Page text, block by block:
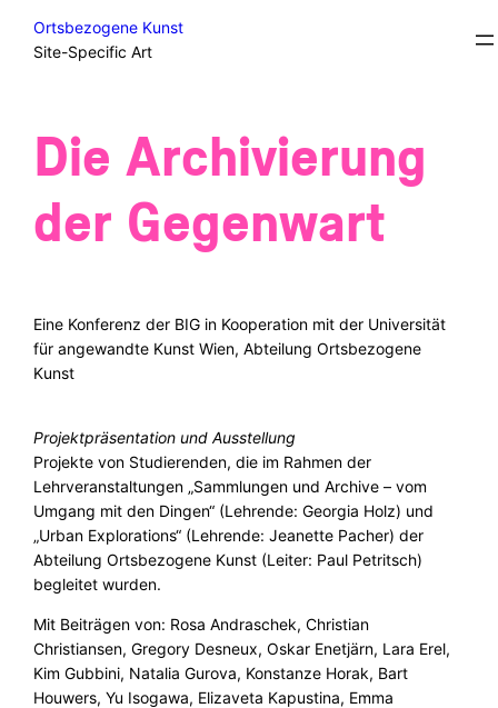
SkipStudent Projects/Diplomas
Die Archivierung
der Gegenwart
Eine Konferenz der BIG in Kooperation mit der Universität
für angewandte Kunst Wien, Abteilung Ortsbezogene
Kunst
Projektpräsentation und Ausstellung
Projekte von Studierenden, die im Rahmen der
Lehrveranstaltungen „Sammlungen und Archive – vom
Umgang mit den Dingen“ (Lehrende: Georgia Holz) und
„Urban Explorations“ (Lehrende: Jeanette Pacher) der
Abteilung Ortsbezogene Kunst (Leiter: Paul Petritsch)
begleitet wurden.
Mit Beiträgen von: Rosa Andraschek, Christian
Christiansen, Gregory Desneux, Oskar Enetjärn, Lara Erel,
Kim Gubbini, Natalia Gurova, Konstanze Horak, Bart
Houwers, Yu Isogawa, Elizaveta Kapustina, Emma
Ortsbezogene Kunst
Site-Specific Art